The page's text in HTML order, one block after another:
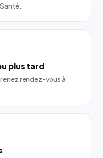
plus tard
rendez-vous à